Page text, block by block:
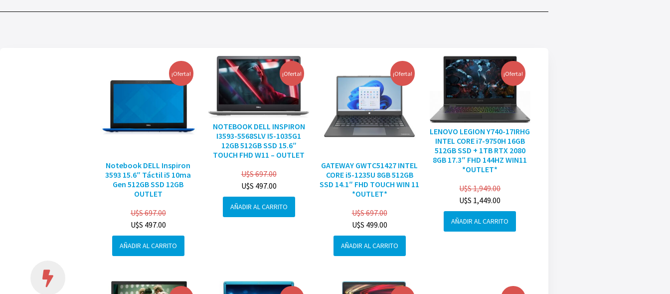
¡Oferta!
Notebook DELL Inspiron
3593 15.6″ Táctil i5 10ma
Gen 512GB SSD 12GB
OUTLET
U$S697.00
U$S 497.00
AÑADIR AL CARRITO
¡Oferta!
NOTEBOOK DELL INSPIRON
I3593-5568SLV I5-1035G1
12GB 512GB SSD 15.6″
TOUCH FHD W11 – OUTLET
U$S697.00
U$S 497.00
AÑADIR AL CARRITO
¡Oferta!
GATEWAY GWTC51427 INTEL
CORE i5-1235U 8GB 512GB
SSD 14.1″ FHD TOUCH WIN 11
*OUTLET*
U$S697.00
U$S 499.00
AÑADIR AL CARRITO
¡Oferta!
LENOVO LEGION Y740-17IRHG
INTEL CORE i7-9750H 16GB
512GB SSD + 1TB RTX 2080
8GB 17.3″ FHD 144HZ WIN11
*OUTLET*
U$S1,949.00
U$S 1,449.00
AÑADIR AL CARRITO